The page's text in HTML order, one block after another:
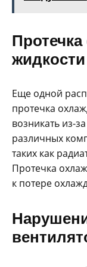
жидкости
Еще одной
протечка
возникать из-
различных
таких как
Протечка
к потере